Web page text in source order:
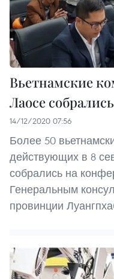
Вьетнамские
Лаосе
14/12/2020 07:56
Более 50
действующих в 8
собрались на
Генеральным
провинции